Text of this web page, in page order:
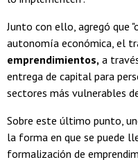
Junto con ello, agregó
autonomía económica, el
emprendimientos, a
entrega de capital para
sectores más vulnerables
Sobre este último punto,
la forma en que se puede
formalización de